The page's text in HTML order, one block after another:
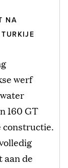
NA
werf
160 GT
constructie.
aan de